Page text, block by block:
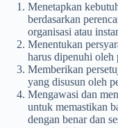
Menetapkan
berdasarkan
organisasi atau
Menentukan
harus dipenuhi oleh
Memberikan
yang disusun oleh
Mengawasi dan
untuk memastikan
dengan benar dan